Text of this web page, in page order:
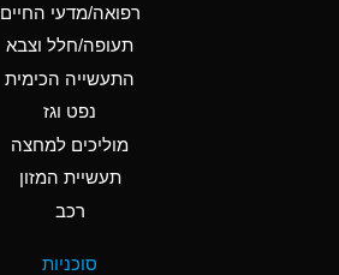
Ammonium Hydroxide
D
Ammonium Nitrate
Ammonium Nitrite
Ammonium Persulfate
רפואה/מדעי החיים
תעופה/חלל וצבא
התעשייה הכימית
נפט וגז
מוליכים למחצה
תעשיית המזון
רכב
סוכניות